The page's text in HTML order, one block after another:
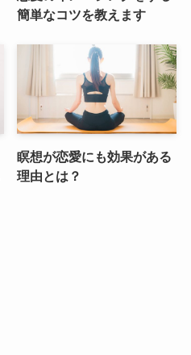
簡単なコツを教えます
瞑想が恋愛にも効果がある
理由とは？